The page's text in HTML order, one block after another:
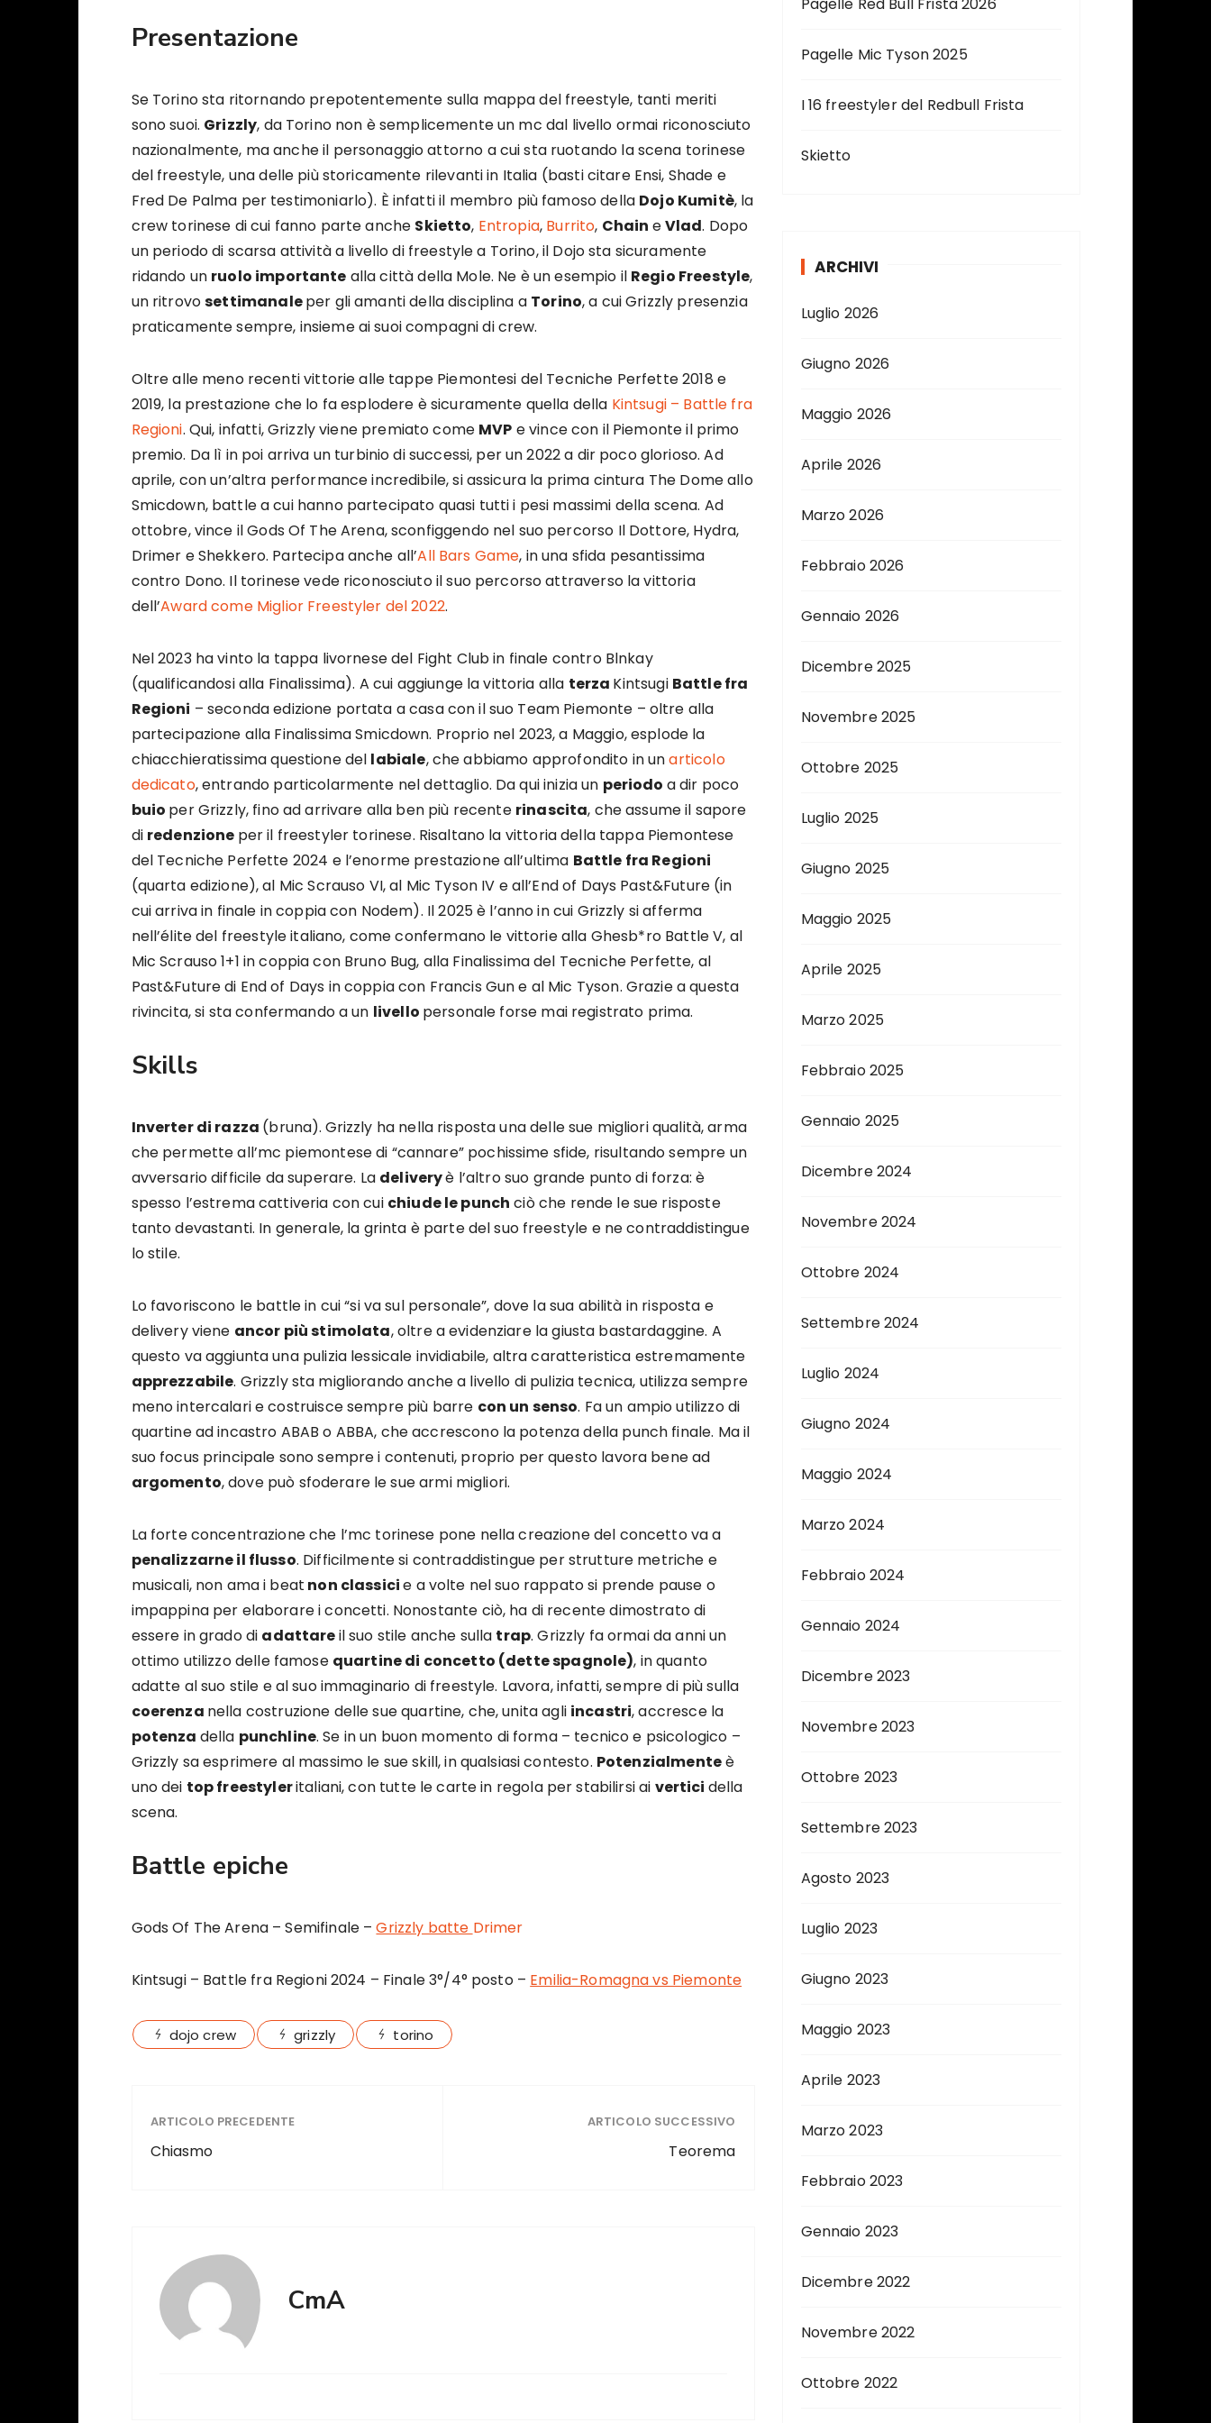
Presentazione
Se Torino sta ritornando prepotentemente sulla mappa del freestyle, tanti meriti
sono suoi. Grizzly, da Torino non è semplicemente un mc dal livello ormai riconosciuto
nazionalmente, ma anche il personaggio attorno a cui sta ruotando la scena torinese
del freestyle, una delle più storicamente rilevanti in Italia (basti citare Ensi, Shade e
Fred De Palma per testimoniarlo). È infatti il membro più famoso della Dojo Kumitè, la
crew torinese di cui fanno parte anche Skietto, Entropia, Burrito, Chain eVlad. Dopo
un periodo di scarsa attività a livello di freestyle a Torino, il Dojo sta sicuramente
ridando un ruolo importante alla città della Mole. Ne è un esempio il Regio Freestyle,
un ritrovosettimanaleper gli amanti della disciplina a Torino, a cui Grizzly presenzia
praticamente sempre, insieme ai suoi compagni di crew.
Oltre alle meno recenti vittorie alle tappe Piemontesi del Tecniche Perfette 2018 e
2019, la prestazione che lo fa esplodere è sicuramente quella della Kintsugi – Battle fra
Regioni. Qui, infatti, Grizzly viene premiato come MVP e vince con il Piemonte il primo
premio. Da lì in poi arriva un turbinio di successi, per un 2022 a dir poco glorioso. Ad
aprile, con un’altra performance incredibile, si assicura la prima cintura The Dome allo
Smicdown, battle a cui hanno partecipato quasi tutti i pesi massimi della scena. Ad
ottobre, vince il Gods Of The Arena, sconfiggendo nel suo percorso Il Dottore, Hydra,
Drimer e Shekkero. Partecipa anche all’All Bars Game, in una sfida pesantissima
contro Dono. Il torinese vede riconosciuto il suo percorso attraverso la vittoria
dell’Award come Miglior Freestyler del 2022.
Nel 2023 ha vinto la tappa livornese del Fight Club in finale contro Blnkay
(qualificandosi alla Finalissima). A cui aggiunge la vittoria alla terza Kintsugi Battle fra
Regioni – seconda edizione portata a casa con il suo Team Piemonte – oltre alla
partecipazione alla Finalissima Smicdown. Proprio nel 2023, a Maggio, esplode la
chiacchieratissima questione del labiale, che abbiamo approfondito in unarticolo
dedicato, entrando particolarmente nel dettaglio. Da qui inizia un periodo a dir poco
buio per Grizzly, fino ad arrivare alla ben più recente rinascita, che assume il sapore
di redenzione per il freestyler torinese. Risaltano la vittoria della tappa Piemontese
del Tecniche Perfette 2024 e l’enorme prestazione all’ultima Battle fra Regioni
(quarta edizione), al Mic Scrauso VI, al Mic Tyson IV e all’End of Days Past&Future (in
cui arriva in finale in coppia con Nodem). Il 2025 è l’anno in cui Grizzly si afferma
nell’élite del freestyle italiano, come confermano le vittorie alla Ghesb*ro Battle V, al
Mic Scrauso 1+1 in coppia con Bruno Bug, alla Finalissima del Tecniche Perfette, al
Past&Future di End of Days in coppia con Francis Gun e al Mic Tyson. Grazie a questa
rivincita, si sta confermando a un livello personale forse mai registrato prima.
Skills
Inverter di razza (bruna). Grizzly ha nella risposta una delle sue migliori qualità, arma
che permette all’mc piemontese di “cannare” pochissime sfide, risultando sempre un
avversario difficile da superare. La deliveryè l’altro suo grande punto di forza: è
spesso l’estrema cattiveria con cui chiude le punch ciò che rende le sue risposte
tanto devastanti. In generale, la grinta è parte del suo freestyle e ne contraddistingue
lo stile.
Lo favoriscono le battle in cui “si va sul personale”, dove la sua abilità in risposta e
delivery viene ancor più stimolata, oltre a evidenziare la giusta bastardaggine. A
questo va aggiunta una pulizia lessicale invidiabile, altra caratteristica estremamente
apprezzabile. Grizzly sta migliorando anche a livello di pulizia tecnica, utilizza sempre
meno intercalari e costruisce sempre più barre con un senso. Fa un ampio utilizzo di
quartine ad incastro ABAB o ABBA, che accrescono la potenza della punch finale. Ma il
suo focus principale sono sempre i contenuti, proprio per questo lavora bene ad
argomento, dove può sfoderare le sue armi migliori.
La forte concentrazione che l’mc torinese pone nella creazione del concetto va a
penalizzarne il flusso. Difficilmente si contraddistingue per strutture metriche e
musicali, non ama i beat non classicie a volte nel suo rappato si prende pause o
impappina per elaborare i concetti. Nonostante ciò, ha di recente dimostrato di
essere in grado di adattareil suo stile anche sulla trap. Grizzly fa ormai da anni un
ottimo utilizzo delle famose quartine di concetto (dette spagnole), in quanto
adatte al suo stile e al suo immaginario di freestyle. Lavora, infatti, sempre di più sulla
coerenza nella costruzione delle sue quartine, che, unita agli incastri, accresce la
potenza della punchline. Se in un buon momento di forma – tecnico e psicologico –
Grizzly sa esprimere al massimo le sue skill, in qualsiasi contesto. Potenzialmenteè
uno dei top freestyleritaliani, con tutte le carte in regola per stabilirsi ai vertici della
scena.
Battle epiche
Gods Of The Arena – Semifinale –Grizzly batte Drimer
Kintsugi – Battle fra Regioni 2024 – Finale 3°/4° posto – Emilia-Romagna vs Piemonte
dojo crew grizzly torino
ARTICOLO PRECEDENTE
Chiasmo
ARTICOLO SUCCESSIVO
Teorema
CmA
Pagelle Mic Tyson 2025
I 16 freestyler del Redbull Frista
Skietto
ARCHIVI
Luglio 2026
Giugno 2026
Maggio 2026
Aprile 2026
Marzo 2026
Febbraio 2026
Gennaio 2026
Dicembre 2025
Novembre 2025
Ottobre 2025
Luglio 2025
Giugno 2025
Maggio 2025
Aprile 2025
Marzo 2025
Febbraio 2025
Gennaio 2025
Dicembre 2024
Novembre 2024
Ottobre 2024
Settembre 2024
Luglio 2024
Giugno 2024
Maggio 2024
Marzo 2024
Febbraio 2024
Gennaio 2024
Dicembre 2023
Novembre 2023
Ottobre 2023
Settembre 2023
Agosto 2023
Luglio 2023
Giugno 2023
Maggio 2023
Aprile 2023
Marzo 2023
Febbraio 2023
Gennaio 2023
Dicembre 2022
Novembre 2022
Ottobre 2022